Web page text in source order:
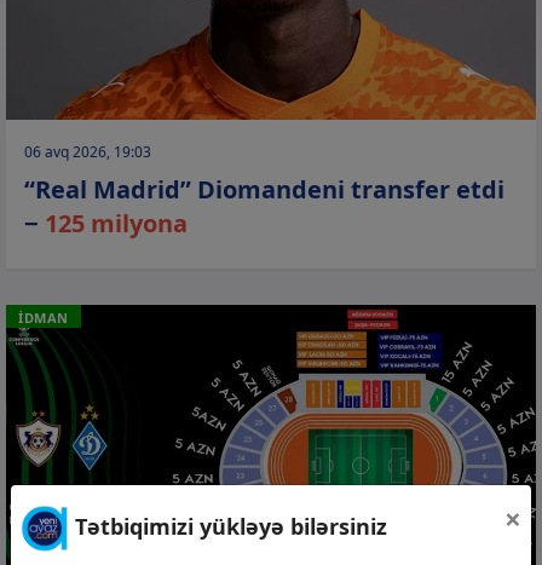
06 avq 2026, 19:03
“Real Madrid” Diomandeni transfer etdi
− 125 milyona
İDMAN
Tətbiqimizi yükləyə bilərsiniz ×